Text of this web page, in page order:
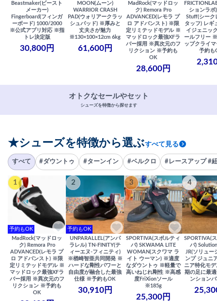
Beastmaker(ビースト
メーカー)
Fingerboard(フィンガ
ーボード) 1000/2000
※公式アプリ対応 ※指
トレ決定版
30,800円
MOON(ムーン)
WARRIOR CRASH
PAD(ウォリアークラッ
シュパッド) ※厚みと
丈夫さが魅力
※130×100×12cm 6kg
61,600円
MadRock(マッドロッ
ク) Remora Pro
ADVANCED(レモラ プ
ロ アドバンスト) ※限
定リミテッドモデル ※
マッドロック最強XFラ
バー採用 ※異次元のフ
リクション ※予約も
OK
28,600円
ションラボ
Stuff(シーク
タッフ) レギ
イジェニッ
ールフリー
ップクライ
予約も
オトクなセールやセット
シューズを特徴から探せます
★シューズを特徴から選ぶすべて見る
すべて #ダウントゥ #ターンイン #ベルクロ #レースアップ #
1
予約もOK
MadRock(マッドロッ
ク) Remora Pro
ADVANCED(レモラ プ
ロ アドバンスト) ※限
定リミテッドモデル ※
マッドロック最強XFラ
バー採用 ※異次元のフ
リクション ※予約も
OK
2
予約もOK
UNPARALLEL(アンパ
ラレル) TN-FINITY(テ
ィーエヌ-フィニティ)
※楢崎智亜共同開発 ※
ハードな剛性パワーと
自由度が融合した最強
仕様 ※予約もOK
30,910円
3
SPORTIVA(スポルティ
バ) SKWAMA LITE
WOMAN(スクワマ ラ
イト ウーマン) ※適度
なダウントゥ ※軽量で
高いねじれ剛性 ※高感
度FriXionソール
※185g
25,300円
4
SPORTIVA(
バ)
JR(ソリュー
ンプ ジュニ
ニア特化モ
期の足に最
ンション